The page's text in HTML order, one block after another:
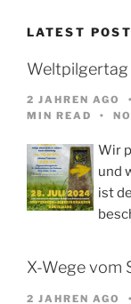
LATEST
2 JAHREN AGO
MIN READ
Wir
und
ist
X-Wege vom
2 JAHREN AGO